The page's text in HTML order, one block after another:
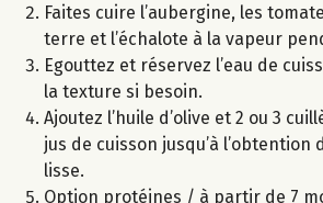
Faites cuire l’aubergine, les
terre et l’échalote à la vapeur
Egouttez et réservez l’eau de
la texture si besoin.
Ajoutez l’huile d’olive et 2 ou 3
jus de cuisson jusqu’à l’obtention
lisse.
Option protéines / à partir de 7